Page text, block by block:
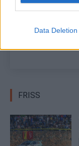
Data Deletion
FRISS